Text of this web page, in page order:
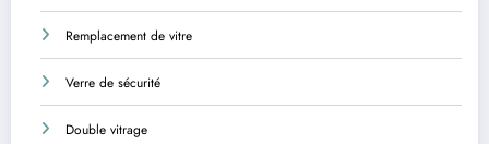
Remplacement de vitre
Verre de sécurité
Double vitrage